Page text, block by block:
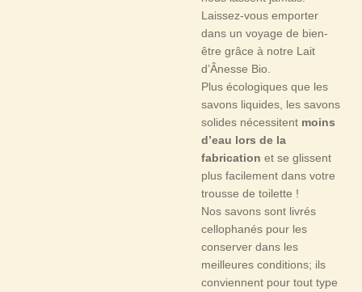
Laissez-vous emporter
dans un voyage de bien-
être grâce à notre Lait
d’Ânesse Bio.
Plus écologiques que les
savons liquides, les savons
solides nécessitent moins
d’eau lors de la
fabrication et se glissent
plus facilement dans votre
trousse de toilette !
Nos savons sont livrés
cellophanés pour les
conserver dans les
meilleures conditions; ils
conviennent pour tout type